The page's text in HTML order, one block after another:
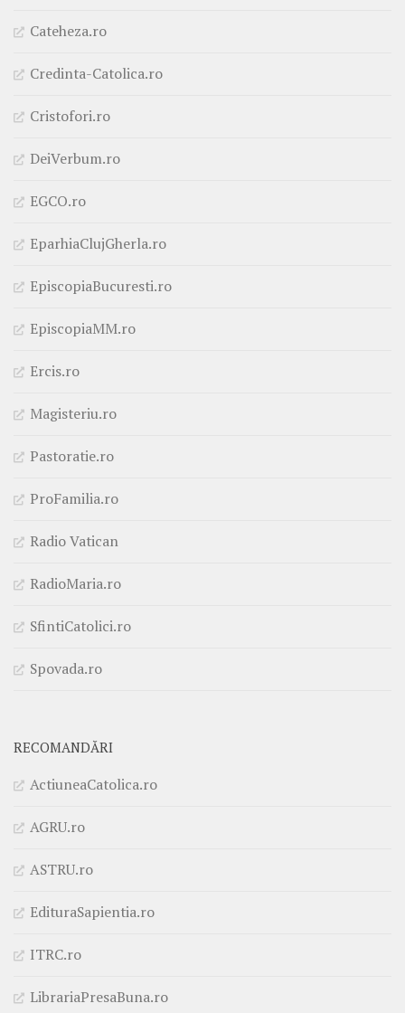
Cateheza.ro
Credinta-Catolica.ro
Cristofori.ro
DeiVerbum.ro
EGCO.ro
EparhiaClujGherla.ro
EpiscopiaBucuresti.ro
EpiscopiaMM.ro
Ercis.ro
Magisteriu.ro
Pastoratie.ro
ProFamilia.ro
Radio Vatican
RadioMaria.ro
SfintiCatolici.ro
Spovada.ro
RECOMANDĂRI
ActiuneaCatolica.ro
AGRU.ro
ASTRU.ro
EdituraSapientia.ro
ITRC.ro
LibrariaPresaBuna.ro